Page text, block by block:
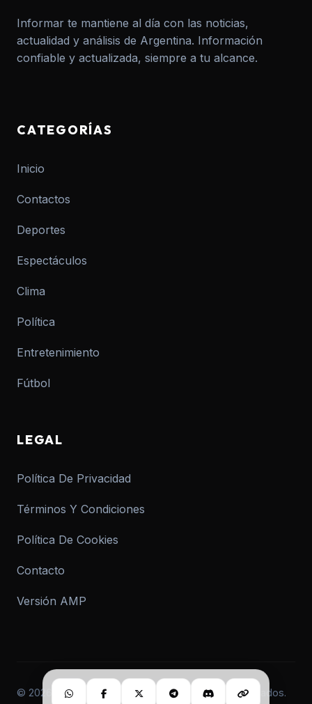
Informar te mantiene al día con las noticias,
actualidad y análisis de Argentina. Información
confiable y actualizada, siempre a tu alcance.
CATEGORÍAS
Inicio
Contactos
Deportes
Espectáculos
Clima
Política
Entretenimiento
Fútbol
LEGAL
Política De Privacidad
Términos Y Condiciones
Política De Cookies
Contacto
Versión AMP
© 2026 informar.com.ar. Todos los derechos reservados.